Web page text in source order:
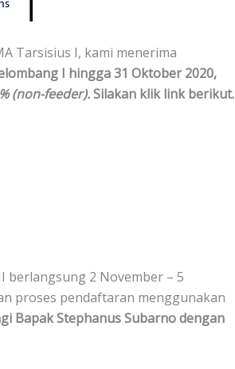
Tarsisius I, kami menerima
I hingga 31 Oktober 2020,
(non-feeder).Silakan klik link berikut.
berlangsung 2 November – 5
proses pendaftaran menggunakan
Bapak Stephanus Subarno dengan